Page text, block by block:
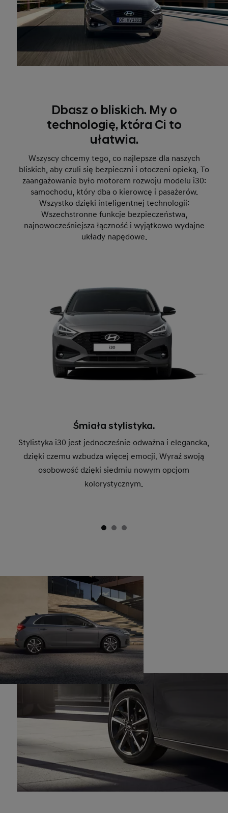
Dbasz o bliskich. My o
technologię, która Ci to
ułatwia.
Wszyscy chcemy tego, co najlepsze dla naszych
bliskich, aby czuli się bezpieczni i otoczeni opieką. To
zaangażowanie było motorem rozwoju modelu i30:
samochodu, który dba o kierowcę i pasażerów.
Wszystko dzięki inteligentnej technologii:
Wszechstronne funkcje bezpieczeństwa,
najnowocześniejsza łączność i wyjątkowo wydajne
układy napędowe.
Śmiała stylistyka.
Stylistyka i30 jest jednocześnie odważna i elegancka,
dzięki czemu wzbudza więcej emocji. Wyraź swoją
osobowość dzięki siedmiu nowym opcjom
kolorystycznym.